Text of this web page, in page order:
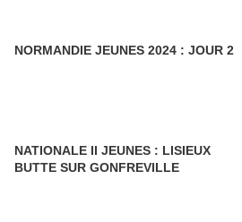
NORMANDIE JEUNES 2024 : JOUR 2
NATIONALE II JEUNES : LISIEUX
BUTTE SUR GONFREVILLE